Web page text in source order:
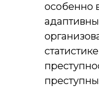
особенно